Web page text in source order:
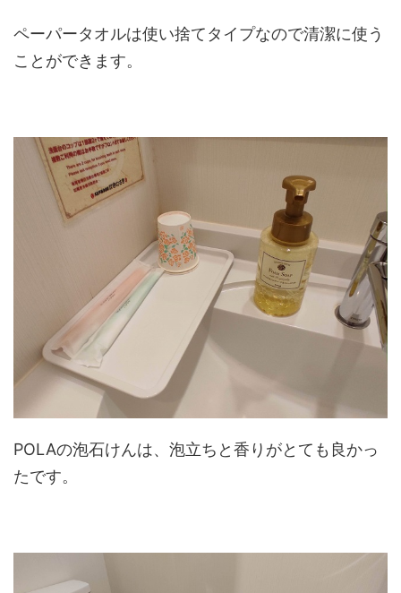
ペーパータオルは使い捨てタイプなので清潔に使う
ことができます。
POLAの泡石けんは、泡立ちと香りがとても良かっ
たです。